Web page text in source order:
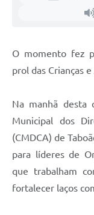
O momento fez
prol das Crianças
Na manhã desta
Municipal dos
(CMDCA) de
para líderes de
que trabalham
fortalecer laços